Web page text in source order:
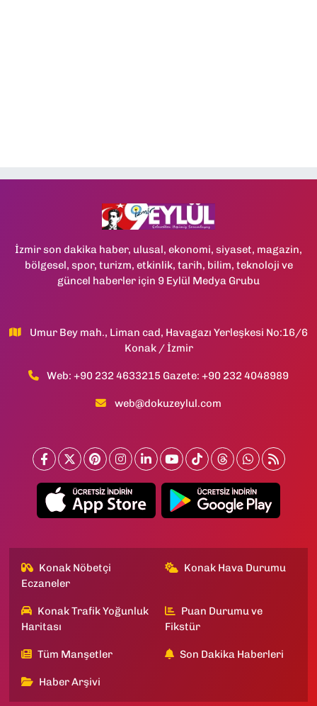
İzmir son dakika haber, ulusal, ekonomi, siyaset, magazin,
bölgesel, spor, turizm, etkinlik, tarih, bilim, teknoloji ve
güncel haberler için 9 Eylül Medya Grubu
Umur Bey mah., Liman cad, Havagazı Yerleşkesi No:16/6
Konak / İzmir
Web: +90 232 4633215 Gazete: +90 232 4048989
web@dokuzeylul.com
Konak Nöbetçi
Eczaneler
Konak Hava Durumu
Konak Trafik Yoğunluk
Haritası
Puan Durumu ve
Fikstür
Tüm Manşetler Son Dakika Haberleri
Haber Arşivi